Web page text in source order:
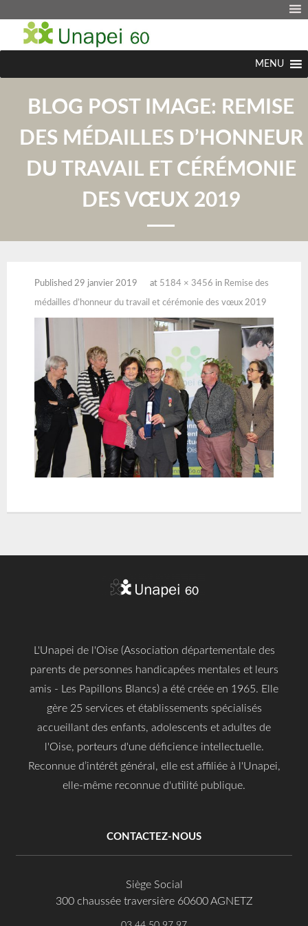
MENU
BLOG POST IMAGE: REMISE
DES MÉDAILLES D’HONNEUR
DU TRAVAIL ET CÉRÉMONIE
DES VŒUX 2019
Published 29 janvier 2019 at 5184 × 3456 in Remise des
médailles d’honneur du travail et cérémonie des vœux 2019
L'Unapei de l'Oise (Association départementale des
parents de personnes handicapées mentales et leurs
amis - Les Papillons Blancs) a été créée en 1965. Elle
gère 25 services et établissements spécialisés
accueillant des enfants, adolescents et adultes de
l'Oise, porteurs d'une déficience intellectuelle.
Reconnue d’intérêt général, elle est affiliée à l'Unapei,
elle-même reconnue d'utilité publique.
CONTACTEZ-NOUS
Siège Social
300 chaussée traversière 60600 AGNETZ